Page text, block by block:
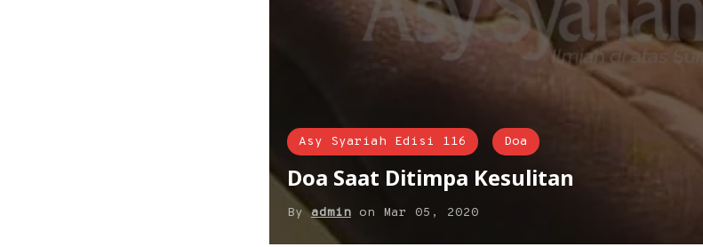
Asy Syariah Edisi 116 Doa
Doa Saat Ditimpa Kesulitan
Byadmin on Mar 05, 2020